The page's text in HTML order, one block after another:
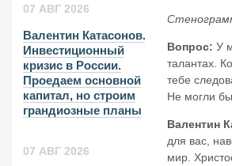
07 АВГ 2026
Валентин Катасонов.
Инвестиционный
кризис в России.
Проедаем основной
капитал, но строим
грандиозные планы
07 АВГ 2026
Вопрос: У
талантах.
тебе
Не могли
Валентин
для вас,
мир.